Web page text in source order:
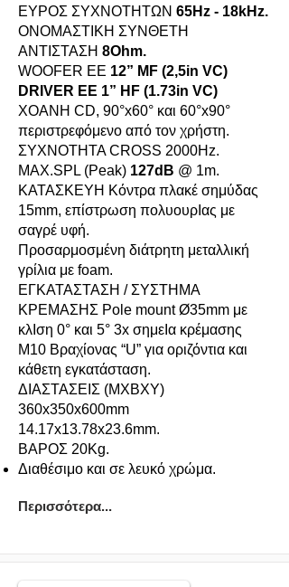
ΕΥΡΟΣ ΣΥΧΝΟΤΗΤΩΝ 65Hz - 18kHz.
ΟΝΟΜΑΣΤΙΚΗ ΣΥΝΘΕΤΗ
ΑΝΤΙΣΤΑΣΗ 8Ohm.
WOOFER ΕΕ 12” MF (2,5in VC)
DRIVER ΕΕ 1” HF (1.73in VC)
XOANH CD, 90°x60° και 60°x90°
περιστρεφόμενο από τον χρήστη.
ΣΥΧΝOΤΗΤΑ CROSS 2000Hz.
MAX.SPL (Peak) 127dB @ 1m.
ΚΑΤΑΣΚΕΥΗ Κόντρα πλακέ σημύδας
15mm, επίστρωση πολυουρΙας με
σαγρέ υφή.
Προσαρμοσμένη διάτρητη μεταλλική
γρίλια με foam.
ΕΓΚΑΤΑΣΤΑΣΗ / ΣΥΣΤΗΜΑ
ΚΡΕΜΑΣΗΣ Pole mount Ø35mm με
κλΙση 0° και 5° 3x σημεΙα κρέμασης
M10 Βραχίονας “U” για οριζόντια και
κάθετη εγκατάσταση.
ΔΙΑΣΤΑΣΕΙΣ (ΜXΒXΥ)
360x350x600mm
14.17x13.78x23.6mm.
ΒΑΡΟΣ 20Kg.
Διαθέσιμο και σε λευκό χρώμα.
Περισσότερα...